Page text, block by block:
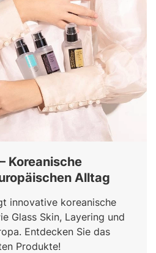
Koreanische
Alltag
innovative koreanische
Glass Skin, Layering und
Entdecken Sie das
Produkte!